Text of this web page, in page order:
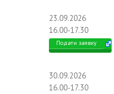
23.09.2026
16.00-17.30
Подати заявку
30.09.2026
16.00-17.30